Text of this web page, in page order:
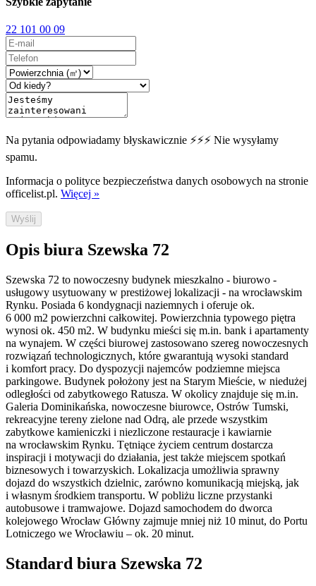
22 101 00 09
Na pytania odpowiadamy błyskawicznie ⚡⚡⚡ Nie wysyłamy
spamu.
Informacja o polityce bezpieczeństwa danych osobowych na stronie
officelist.pl. Więcej »
Wyślij
Opis biura Szewska 72
Szewska 72 to nowoczesny budynek mieszkalno - biurowo -
usługowy usytuowany w prestiżowej lokalizacji - na wrocławskim
Rynku. Posiada 6 kondygnacji naziemnych i oferuje ok.
6 000 m2 powierzchni całkowitej. Powierzchnia typowego piętra
wynosi ok. 450 m2. W budynku mieści się m.in. bank i apartamenty
na wynajem. W części biurowej zastosowano szereg nowoczesnych
rozwiązań technologicznych, które gwarantują wysoki standard
i komfort pracy. Do dyspozycji najemców podziemne miejsca
parkingowe. Budynek położony jest na Starym Mieście, w niedużej
odległości od zabytkowego Ratusza. W okolicy znajduje się m.in.
Galeria Dominikańska, nowoczesne biurowce, Ostrów Tumski,
rekreacyjne tereny zielone nad Odrą, ale przede wszystkim
zabytkowe kamieniczki i niezliczone restauracje i kawiarnie
na wrocławskim Rynku. Tętniące życiem centrum dostarcza
inspiracji i motywacji do działania, jest także miejscem spotkań
biznesowych i towarzyskich. Lokalizacja umożliwia sprawny
dojazd do wszystkich dzielnic, zarówno komunikacją miejską, jak
i własnym środkiem transportu. W pobliżu liczne przystanki
autobusowe i tramwajowe. Dojazd samochodem do dworca
kolejowego Wrocław Główny zajmuje mniej niż 10 minut, do Portu
Lotniczego we Wrocławiu – ok. 20 minut.
Standard biura Szewska 72